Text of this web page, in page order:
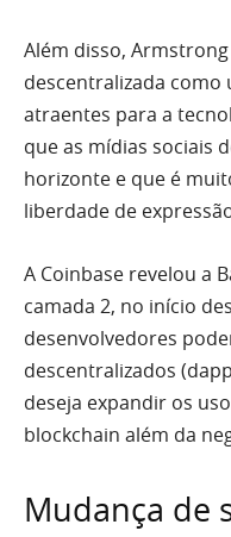
Além disso,
descentralizada como
atraentes para a
que as mídias sociais
horizonte e que é
liberdade de
A Coinbase revelou a
camada 2, no início
desenvolvedores
descentralizados
deseja expandir os
blockchain além da
Mudança de